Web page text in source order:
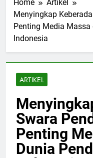
Home
Artikel
Menyingkap
Penting Media
Indonesia
ARTIKEL
Swara
Penting
Dunia